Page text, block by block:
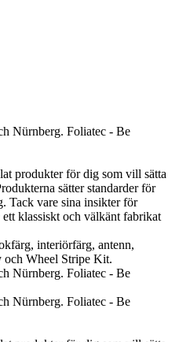
Nürnberg. Foliatec - Be
produkter för dig som vill sätta
sätter standarder för
Tack vare sina insikter för
klassiskt och välkänt fabrikat
interiörfärg, antenn,
och Wheel Stripe Kit.
Nürnberg. Foliatec - Be
Nürnberg. Foliatec - Be